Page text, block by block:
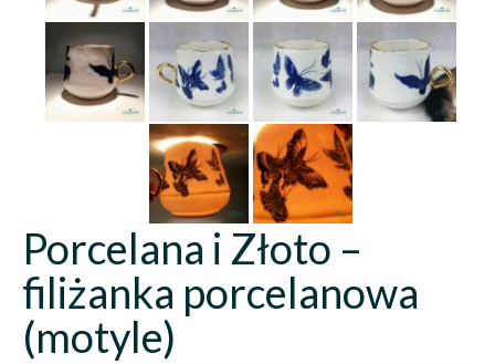
Porcelana i Złoto –
filiżanka porcelanowa
(motyle)